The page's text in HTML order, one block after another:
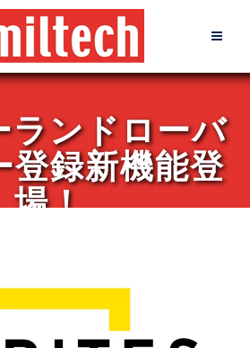
ランドローバ
録新機能登
場！